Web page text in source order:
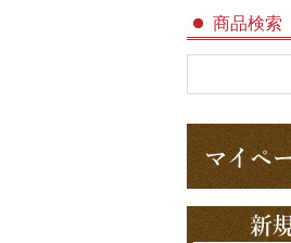
商品検索